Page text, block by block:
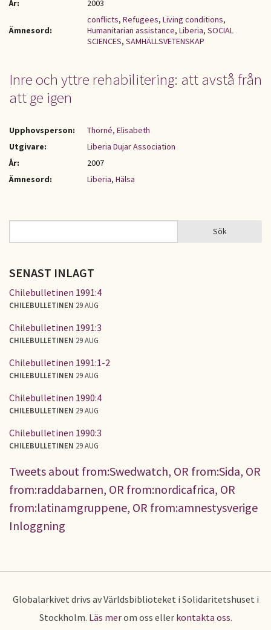
År:
2003
Ämnesord:
conflicts, Refugees, Living conditions,
Humanitarian assistance, Liberia, SOCIAL
SCIENCES, SAMHÄLLSVETENSKAP
Inre och yttre rehabilitering: att avstå från
att ge igen
Upphovsperson:
Thorné, Elisabeth
Utgivare:
Liberia Dujar Association
År:
2007
Ämnesord:
Liberia, Hälsa
SÖKFORMULÄR Sök
SENAST INLAGT
Chilebulletinen 1991:4
CHILEBULLETINEN 29 AUG
Chilebulletinen 1991:3
CHILEBULLETINEN 29 AUG
Chilebulletinen 1991:1-2
CHILEBULLETINEN 29 AUG
Chilebulletinen 1990:4
CHILEBULLETINEN 29 AUG
Chilebulletinen 1990:3
CHILEBULLETINEN 29 AUG
Tweets about from:Swedwatch, OR from:Sida, OR
from:raddabarnen, OR from:nordicafrica, OR
from:latinamgruppene, OR from:amnestysverige
Inloggning
Globalarkivet drivs av Världsbiblioteket i Solidaritetshuset i
Stockholm. Läs merom oss eller kontakta oss.